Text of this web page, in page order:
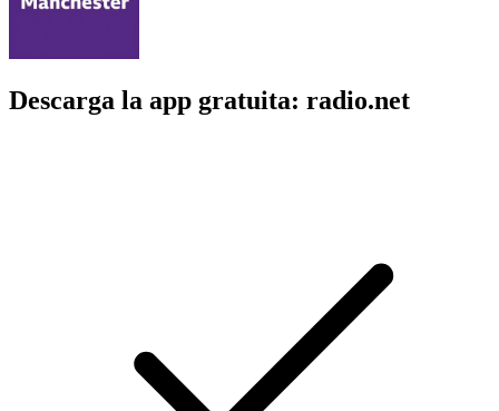
Descarga la app gratuita: radio.net